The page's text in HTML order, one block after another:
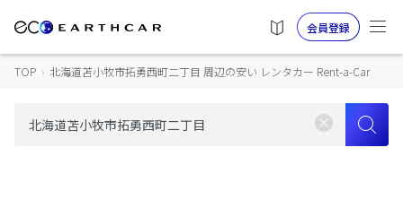
会員登録
TOP › 北海道苫小牧市拓勇西町二丁目 周辺の安い レンタカー Rent-a-Car